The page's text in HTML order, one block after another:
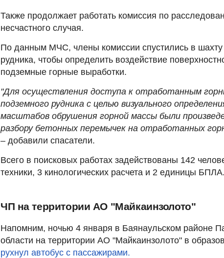
Также продолжает работать комиссия по
несчастного случая.
По данным МЧС, члены комиссии спустились в шахту
рудника, чтобы определить воздействие
подземные горные выработки.
"Для осуществления доступа к отработанным
подземного рудника с целью визуального
масштабов обрушения горной массы были
разбору бетонных перемычек на отработанных
– добавили спасатели.
Всего в поисковых работах задействованы 142
техники, 3 кинологических расчета и 2 единицы БПЛА.
ЧП на территории АО "Майкаинзолото"
Напомним, ночью 4 января в Баянаульском районе
области на территории АО "Майкаинзолото" в
рухнул автобус с пассажирами.